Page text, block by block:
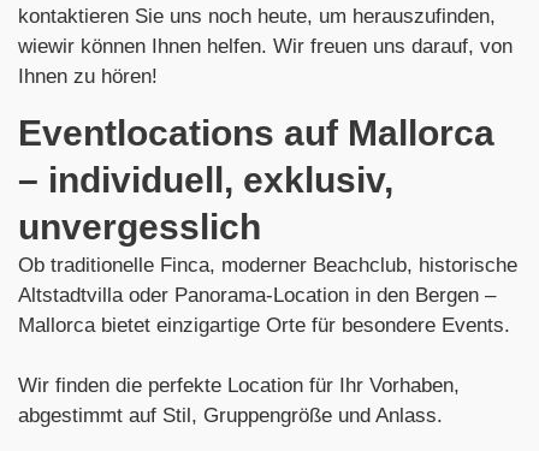
kontaktieren Sie uns noch heute, um herauszufinden,
wiewir können Ihnen helfen. Wir freuen uns darauf, von
Ihnen zu hören!
Eventlocations auf Mallorca
– individuell, exklusiv,
unvergesslich
Ob traditionelle Finca, moderner Beachclub, historische
Altstadtvilla oder Panorama-Location in den Bergen –
Mallorca bietet einzigartige Orte für besondere Events.
Wir finden die perfekte Location für Ihr Vorhaben,
abgestimmt auf Stil, Gruppengröße und Anlass.